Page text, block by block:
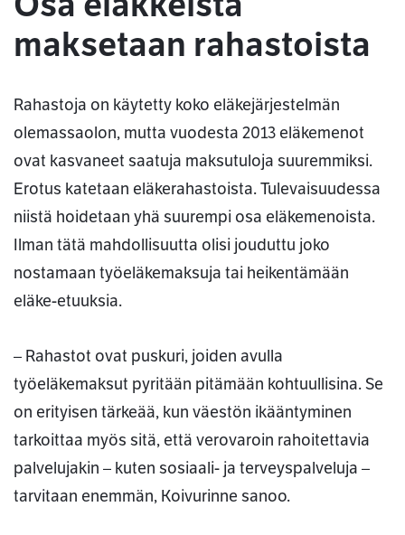
maksetaan rahastoista
Rahastoja on käytetty koko eläkejärjestelmän
olemassaolon, mutta vuodesta 2013 eläkemenot
ovat kasvaneet saatuja maksutuloja suuremmiksi.
Erotus katetaan eläkerahastoista. Tulevaisuudessa
niistä hoidetaan yhä suurempi osa eläkemenoista.
Ilman tätä mahdollisuutta olisi jouduttu joko
nostamaan työeläkemaksuja tai heikentämään
eläke-etuuksia.
– Rahastot ovat puskuri, joiden avulla
työeläkemaksut pyritään pitämään kohtuullisina. Se
on erityisen tärkeää, kun väestön ikääntyminen
tarkoittaa myös sitä, että verovaroin rahoitettavia
palvelujakin – kuten sosiaali- ja terveyspalveluja –
tarvitaan enemmän, Koivurinne sanoo.